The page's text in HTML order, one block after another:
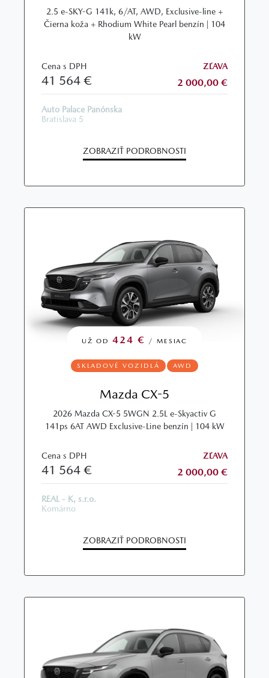
2.5 e-SKY-G 141k, 6/AT, AWD, Exclusive-line +
Čierna koža + Rhodium White Pearl benzín | 104
kW
Cena s DPH
41 564 €
ZĽAVA
2 000,00 €
Auto Palace Panónska
Bratislava 5
ZOBRAZIŤ PODROBNOSTI
UŽ OD424 € / MESIAC
SKLADOVÉ VOZIDLÁ AWD
Mazda CX-5
2026 Mazda CX-5 5WGN 2.5L e-Skyactiv G
141ps 6AT AWD Exclusive-Line benzín | 104 kW
Cena s DPH
41 564 €
ZĽAVA
2 000,00 €
REAL - K, s.r.o.
Komárno
ZOBRAZIŤ PODROBNOSTI